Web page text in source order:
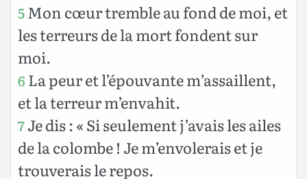
5Mon cœur tremble au fond de moi, et
les terreurs de la mort fondent sur
moi.
6 La peur et l’épouvante m’assaillent,
et la terreur m’envahit.
7Je dis : « Si seulement j’avais les ailes
de la colombe ! Je m’envolerais et je
trouverais le repos.